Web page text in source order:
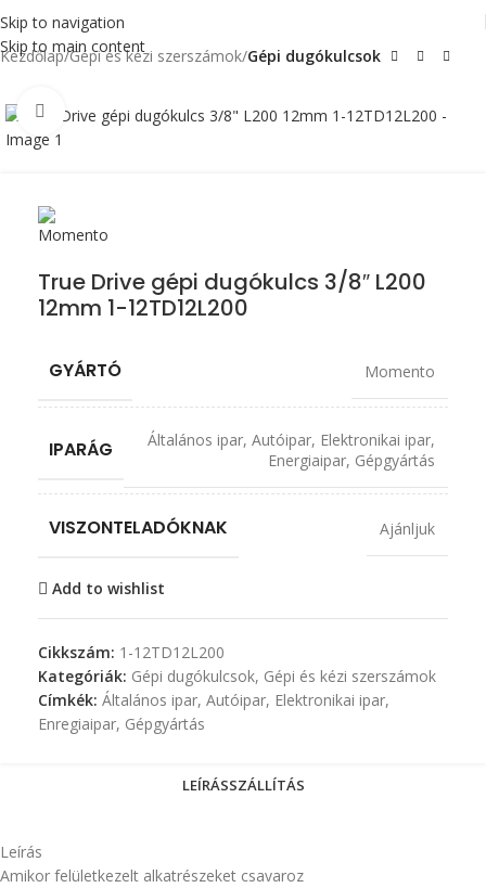
Skip to navigation
Skip to main content
Kezdőlap Gépi és kézi szerszámok Gépi dugókulcsok
Click to enlarge
True Drive gépi dugókulcs 3/8″ L200
12mm 1-12TD12L200
GYÁRTÓ Momento
IPARÁG Általános ipar, Autóipar, Elektronikai ipar,
Energiaipar, Gépgyártás
VISZONTELADÓKNAK Ajánljuk
Add to wishlist
Cikkszám: 1-12TD12L200
Kategóriák: Gépi dugókulcsok, Gépi és kézi szerszámok
Címkék: Általános ipar, Autóipar, Elektronikai ipar,
Enregiaipar, Gépgyártás
LEÍRÁSSZÁLLÍTÁS
Leírás
Amikor felületkezelt alkatrészeket csavaroz